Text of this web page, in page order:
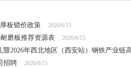
板锁价政策 2026/6/15
磨板推荐资源表 2026/6/15
暨2026年西北地区（西安站）钢铁产业链
招聘
2026/6/15